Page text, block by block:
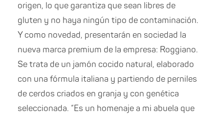
origen, lo que garantiza que sean libres de
gluten y no haya ningún tipo de contaminación.
Y como novedad, presentarán en sociedad la
nueva marca premium de la empresa: Roggiano.
Se trata de un jamón cocido natural, elaborado
con una fórmula italiana y partiendo de perniles
de cerdos criados en granja y con genética
seleccionada. “Es un homenaje a mi abuela que